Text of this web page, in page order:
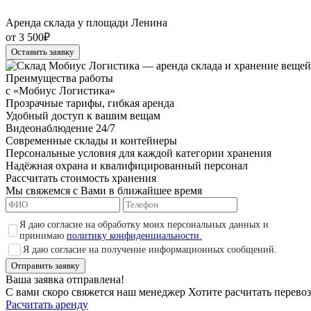
Аренда склада у площади Ленина
от 3 500₽
Оставить заявку
Преимущества работы
с «Мобиус Логистика»
Прозрачные тарифы, гибкая аренда
Удобный доступ к вашим вещам
Видеонаблюдение 24/7
Современные склады и контейнеры
Персональные условия для каждой категории хранения
Надёжная охрана и квалифицированный персонал
Рассчитать стоимость хранения
Мы свяжемся с Вами в ближайшее время
Я даю согласие на обработку моих персональных данных и
принимаю политику конфиденциальности.
Я даю согласие на получение информационных сообщений.
Отправить заявку
Ваша заявка отправлена!
С вами скоро свяжется наш менеджер Хотите расчитать
Расчитать аренду